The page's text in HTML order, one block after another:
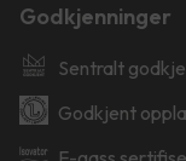
Godkjenninger
Sentralt
Godkjent